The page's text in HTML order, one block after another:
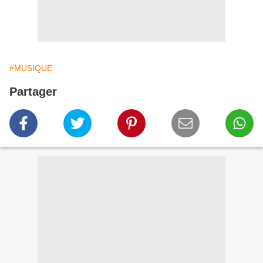
#MUSIQUE
Partager